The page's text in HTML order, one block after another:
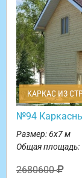
КАРКАС ИЗ
№94
Размер: 6х7 м
Общая площадь:
2680600